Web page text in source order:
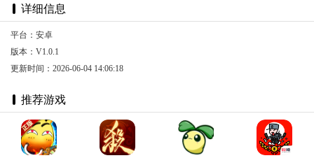
详细信息
平台：安卓
版本：V1.0.1
更新时间：2026-06-04 14:06:18
推荐游戏